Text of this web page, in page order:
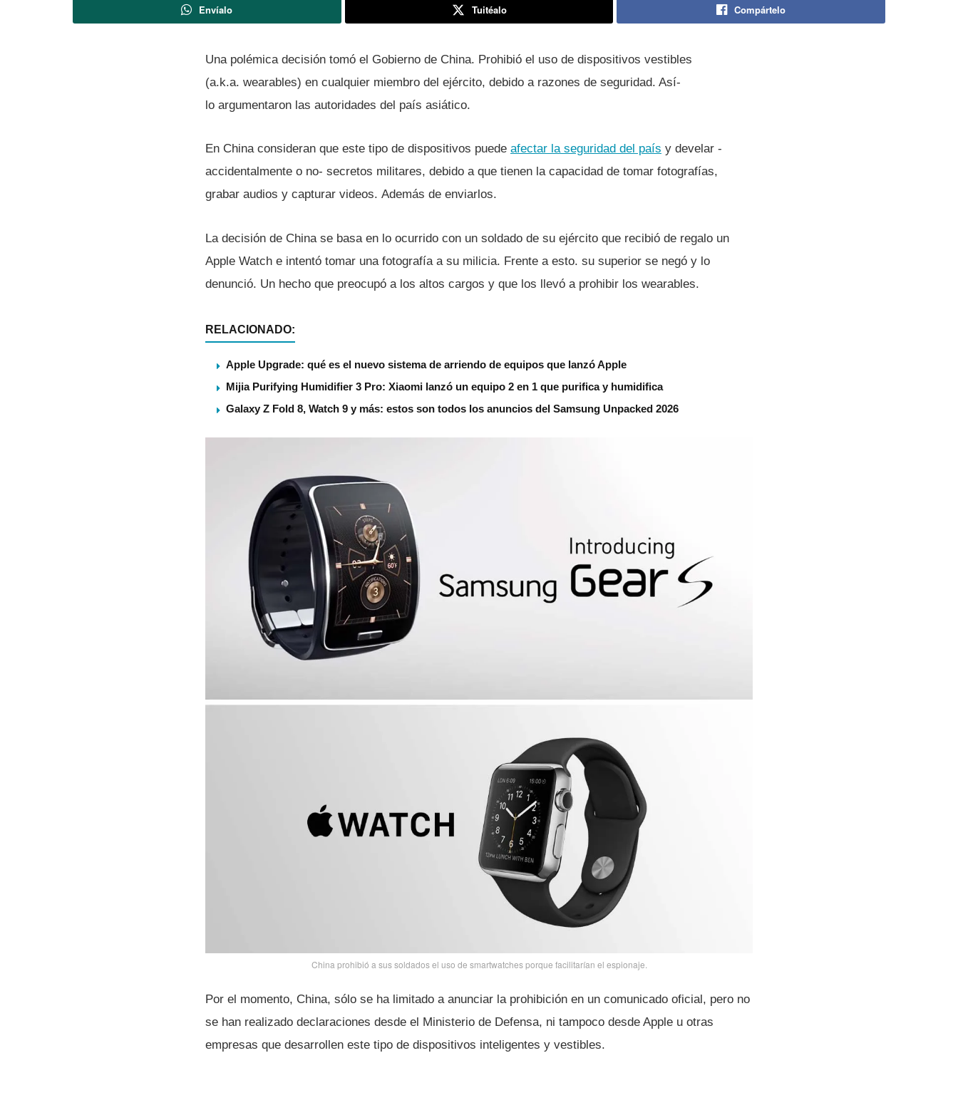
Envíalo Tuitéalo Compártelo
Una polémica decisión tomó el Gobierno de China. Prohibió el uso de dispositivos vestibles
(a.k.a. wearables) en cualquier miembro del ejército, debido a razones de seguridad. Así­
lo argumentaron las autoridades del paí­s asiático.
En China consideran que este tipo de dispositivos puede afectar la seguridad del paí­s y develar -
accidentalmente o no- secretos militares, debido a que tienen la capacidad de tomar fotografí­as,
grabar audios y capturar videos. Además de enviarlos.
La decisión de China se basa en lo ocurrido con un soldado de su ejército que recibió de regalo un
Apple Watch e intentó tomar una fotografí­a a su milicia. Frente a esto. su superior se negó y lo
denunció. Un hecho que preocupó a los altos cargos y que los llevó a prohibir los wearables.
RELACIONADO:
Apple Upgrade: qué es el nuevo sistema de arriendo de equipos que lanzó Apple
Mijia Purifying Humidifier 3 Pro: Xiaomi lanzó un equipo 2 en 1 que purifica y humidifica
Galaxy Z Fold 8, Watch 9 y más: estos son todos los anuncios del Samsung Unpacked 2026
China prohibió a sus soldados el uso de smartwatches porque facilitarí­an el espionaje.
Por el momento, China, sólo se ha limitado a anunciar la prohibición en un comunicado oficial, pero no
se han realizado declaraciones desde el Ministerio de Defensa, ni tampoco desde Apple u otras
empresas que desarrollen este tipo de dispositivos inteligentes y vestibles.